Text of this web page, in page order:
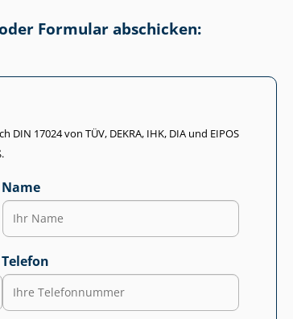
Formular abschicken:
17024 von TÜV, DEKRA, IHK, DIA und EIPOS
Name
Telefon